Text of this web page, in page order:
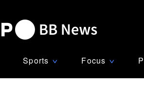
Sports ∨ Focus ∨